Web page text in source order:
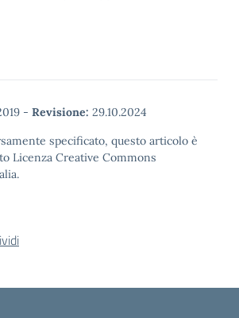
- Revisione: 29.10.2024
specificato, questo articolo è
Licenza Creative Commons